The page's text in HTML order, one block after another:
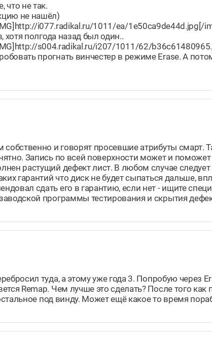
что не так.
не нашёл)
i077.radikal.ru/1011/ea/1e50ca9de44d.jpg[/
хотя полгода назад был один..
s004.radikal.ru/i207/1011/62/
прогнать винчестер в режиме Erase. А
собственно и говорят просевшие атрибуты смарт.
Запись по всей поверхности может и поможет
растущий дефект лист. В любом случае
гарантий что диск не будет сыпаться дальше,
сдать его в гарантию, если нет - ищите
программы тестирования и скрытия
туда, а этому уже года 3. Попробую через
Remap. Чем лучше это сделать? После того
под винду. Может ещё какое то время